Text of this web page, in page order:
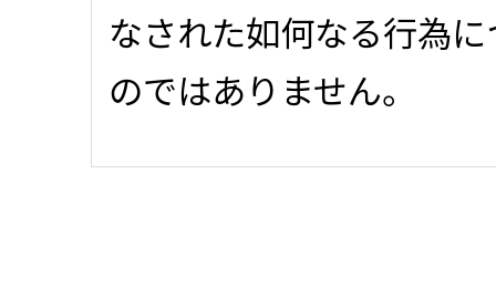
なされた如何なる行為
のではありません。